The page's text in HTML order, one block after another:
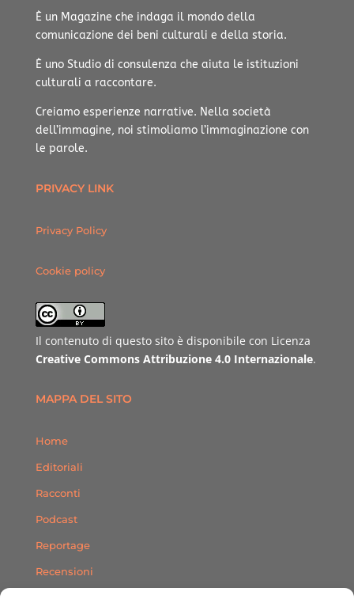
È un Magazine che indaga il mondo della
comunicazione dei beni culturali e della storia.
È uno Studio di consulenza che aiuta le istituzioni
culturali a raccontare.
Creiamo esperienze narrative. Nella società
dell’immagine, noi stimoliamo l’immaginazione con
le parole.
PRIVACY LINK
Privacy Policy
Cookie policy
Il contenuto di questo sito è disponibile con Licenza
Creative Commons Attribuzione 4.0 Internazionale.
MAPPA DEL SITO
Home
Editoriali
Racconti
Podcast
Reportage
Recensioni